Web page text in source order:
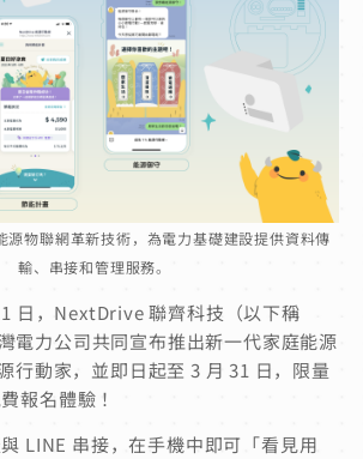
物聯網革新技術，為電力基礎建設提供資料傳
輸、串接和管理服務。
日，NextDrive 聯齊科技（以下稱
電力公司共同宣布推出新一代家庭能源
行動家，並即日起至 3 月 31 日，限量
報名體驗！
LINE 串接，在手機中即可「看見用